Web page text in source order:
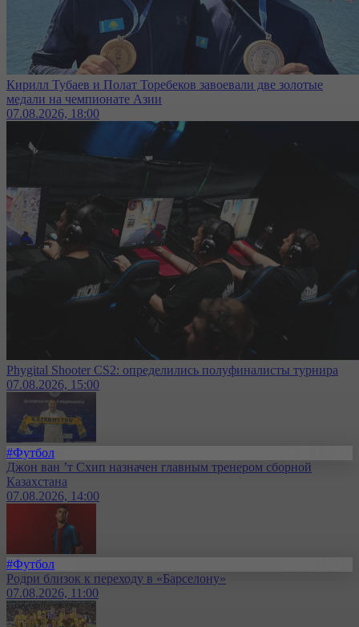
Кирилл Тубаев и Полат Торебеков завоевали две золотые
медали на чемпионате Азии
07.08.2026, 18:00
Phygital Shooter CS2: определились полуфиналисты турнира
07.08.2026, 15:00
#Футбол
Джон ван ’т Схип назначен главным тренером сборной
Казахстана
07.08.2026, 14:00
#Футбол
Родри близок к переходу в «Барселону»
07.08.2026, 11:00